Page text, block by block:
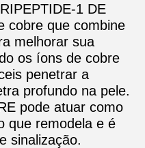
1 DE
cobre que combine
melhorar sua
os íons de cobre
penetrar a
profundo na pele.
pode atuar como
que remodela e é
sinalização.